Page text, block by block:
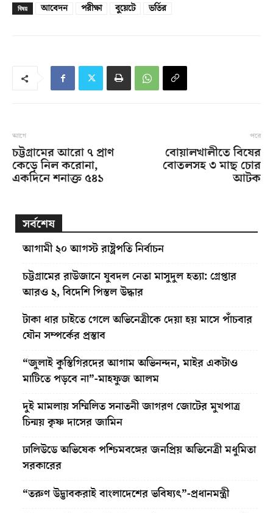
বিষয় আবেদন পরীক্ষা বুয়েটে ভর্তির
আগে
চট্টগ্রামের আরো ৭ প্রাণ
কেড়ে নিল করোনা,
একদিনে শনাক্ত ৫৪১
পরে
বোয়ালখালীতে বিষের
বোতলসহ ৩ মাছ চোর
আটক
সর্বশেষ
আগামী ২০ আগস্ট রাষ্ট্রপতি নির্বাচন
চট্টগ্রামের রাউজানে যুবদল নেতা মাসুদুল হত্যা: গ্রেপ্তার
আরও ২, বিদেশি পিস্তল উদ্ধার
টাকা ধার চাইতে গেলে অভিনেত্রীকে দেয়া হয় মাসে পাঁচবার
যৌন সম্পর্কের প্রস্তাব
“জুলাই কুস্তিগিরদের আগাম অভিনন্দন, মাইর একটাও
মাটিতে পড়বে না”-মাহফুজ আলম
দুই মামলায় সম্মিলিত সনাতনী জাগরণ জোটের মুখপাত্র
চিন্ময় কৃষ্ণ দাসের জামিন
ঢালিউডে অভিষেক পশ্চিমবঙ্গের জনপ্রিয় অভিনেত্রী মধুমিতা
সরকারের
“তরুণ উদ্ভাবকরাই বাংলাদেশের ভবিষ্যৎ”-প্রধানমন্ত্রী